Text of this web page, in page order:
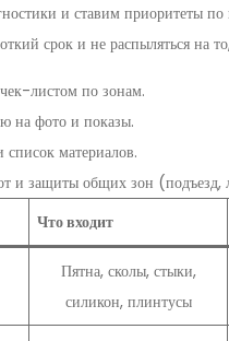
и ставим приоритеты
срок и не распыляться на
листом по зонам.
на фото и показы.
материалов.
и защиты общих зон (подъезд,
Что входит
Пятна, сколы, стыки,
силикон, плинтусы